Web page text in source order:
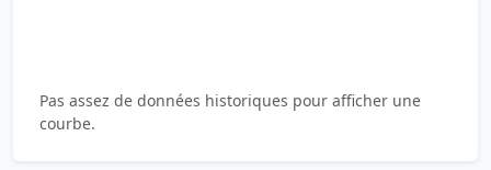
Pas assez de données historiques pour afficher une
courbe.